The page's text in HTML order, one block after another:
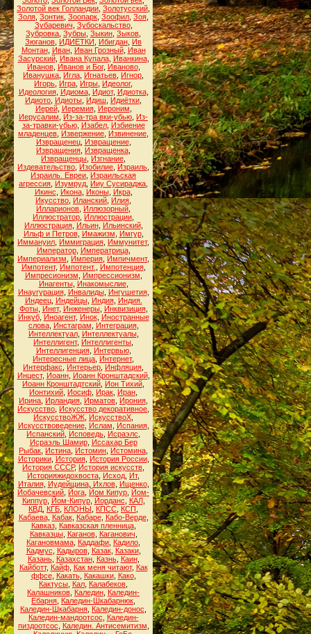
Золотой век Голландии Золотусский
Золя Зонтик Зоопарк Зоофил Зоя
Зубаревич Зубоскальство,
Зубровка Зубры Зыкин Зыков
Зюганов ИДИЁТКИ Ибигдан Ив
Монтан, Иван, Иван Грозный, Иван
Засурский, Ивана Купала, Иванкина,
Иванов, Иванов и Бог, Иваново,
Иванушка Игла Игнатьев Игнор
Игорь Игра Игры Идеолог,
Идеология, Идиома, Идиот, Идиотка,
Идиото Идиоты Идиш Идиётки
Иерей, Иеремия, Иероним
Иерусалим
Из-за-тра вки-убью Из-
за-травки-убью, Изабел, Избиение
младенцев Извержение Извинение
Извращенец, Извращение,
Извращения Извращенка
Извращенцы Изгнание
Издевательство Изобилие Израиль
Израиль. Евреи Израильская
агрессия Изумруд Ииу Сусираджа
Икинс
Икона, Иконы, Икра,
Икусство Иланский Илия
Илларионов Иллюзорный
Иллюстратор Иллюстрации
Иллюстрация, Ильин, Ильинский,
Ильф и Петров, Имажизм Имгур,
Иммануил Иммиграция Иммунитет,
Император, Императрица,
Империализм
Империя Импичмент,
Импотент, Импотент. Импотенция,
Импресионизм
Импрессионизм
Инагенты, Инакомыслие,
Инаугурация, Инвалиды, Ингушетия,
Индеец, Индейцы, Индия, Индия.
Фоты, Инет, Инженеры, Инквизиция,
Инкуб, Иноагент, Инок, Иностранные
слова, Инстаграм Интеграция,
Интеллектуал, Интеллектуалы,
Интеллигент, Интеллигенты
Интеллигенция, Интервью,
Интересные лица Интернет,
Интерфакс
Интерьер Инфляция
Инцест, Иоанн, Иоанн Кронштадский,
Иоанн Кронштадтский Ион Тихий
Ионтихий Иосиф Ирак Иран
Ирина Ирландия Ирматов Ирония
Искусство Искусство декоративное
ИскусствоЖЖ ИскусствоХ
Искусствоведение, Ислам Испания,
Испанский Исповедь Исраэлс
Исраэль Шамир, Иссахар Бер
Рыбак Истина Истомин Истомина
Историки, История, История России,
История СССР, История искусств
Историяжидохвоста Исход Ит,
Италия, Иудейщина, Ихлов, Ищенко,
Йобачевский Йога Йом Кипур Йом-
Киппур, Йом-Кипур, Йорданс КАЛ,
КВД КГБ КЛОНЫ КПСС КСП
Кабаева, Кабак, Кабаре, Кабо-Верде,
Кавказ, Кавказская пленница,
Кавказцы, Каганов, Каганович
Кагановмама Каддафи Кадило
Кадмус
Кадыров, Казак, Казаки,
Казань, Казахстан, Казнь, Каин,
Кайботт, Кайф, Как меня читают, Как
ффсе, Какать, Какашки, Како,
Кактусы Кал Калабеков
Калашников Каледин Каледин-
Ебарня Каледин-Шкабарнюк
Каледин-Шкабарня Каледин-донос
Каледин-мандоотсос
Каледин-
пиздоотсос
Каледин. Антисемитизм